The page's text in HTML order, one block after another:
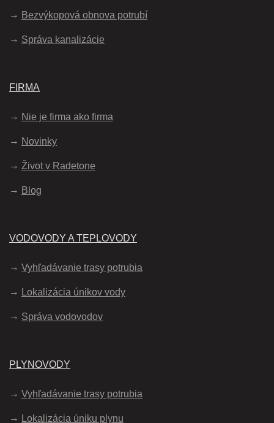
Bezvýkopová obnova potrubí
Správa kanalizácie
FIRMA
Nie je firma ako firma
Novinky
Život v Radetone
Blog
VODOVODY A TEPLOVODY
Vyhľadávanie trasy potrubia
Lokalizácia únikov vody
Správa vodovodov
PLYNOVODY
Vyhľadávanie trasy potrubia
Lokalizácia úniku plynu